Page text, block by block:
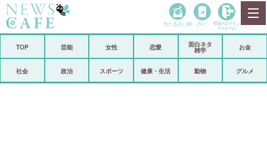
政治
当たる占い師 占い 登録• ログイン
マイルーム
TOP 芸能 女性 恋愛
面白ネタ
雑学
お金
社会 政治 スポーツ 健康・生活 動物 グルメ